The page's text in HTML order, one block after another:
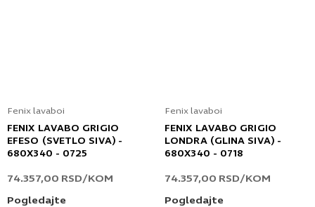
Fenix lavaboi
FENIX LAVABO GRIGIO
EFESO (SVETLO SIVA) -
680X340 - 0725
74.357,00 RSD/KOM
Pogledajte
Fenix lavaboi
FENIX LAVABO GRIGIO
LONDRA (GLINA SIVA) -
680X340 - 0718
74.357,00 RSD/KOM
Pogledajte